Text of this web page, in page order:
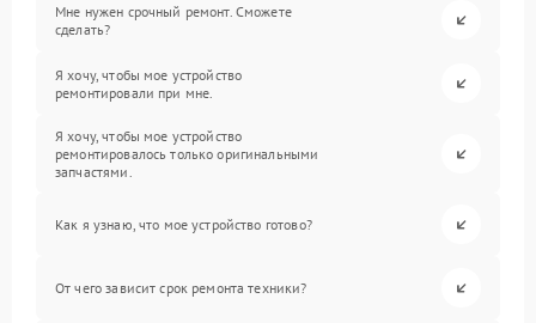
Мне нужен срочный ремонт. Сможете
сделать?
Я хочу, чтобы мое устройство
ремонтировали при мне.
Я хочу, чтобы мое устройство
ремонтировалось только оригинальными
запчастями.
Как я узнаю, что мое устройство готово?
От чего зависит срок ремонта техники?